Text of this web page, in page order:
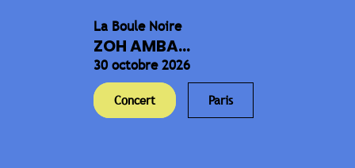
La Boule Noire
ZOH AMBA...
30 octobre 2026
Concert Paris